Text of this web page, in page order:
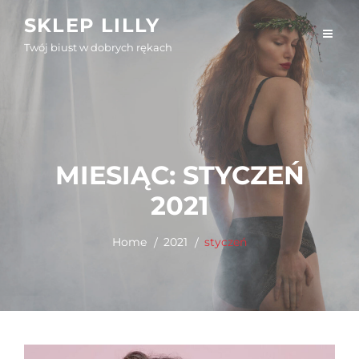
content
SKLEP LILLY
Twój biust w dobrych rękach
MIESIĄC: STYCZEŃ
2021
Home 2021 styczeń